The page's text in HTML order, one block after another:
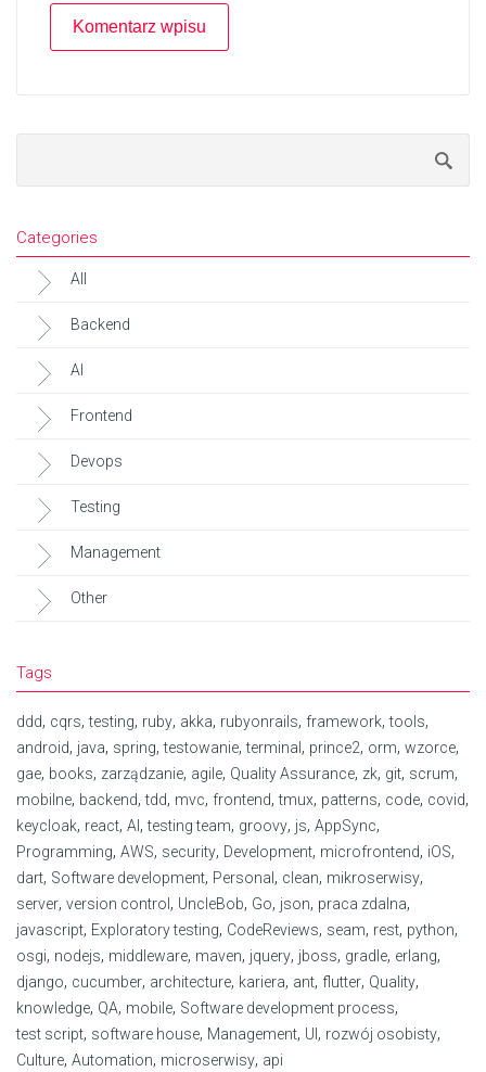
Categories
All
Backend
AI
Frontend
Devops
Testing
Management
Other
Tags
ddd, cqrs,testing, ruby, akka, rubyonrails, framework,tools,
android, java, spring,testowanie,terminal , prince2, orm, wzorce,
gae, books, zarządzanie, agile, Quality Assurance, zk, git, scrum,
mobilne, backend,tdd, mvc, frontend,tmux, patterns, code, covid,
keycloak, react, AI ,testing team, groovy, js, AppSync,
Programming, AWS, security, Development, microfrontend, iOS,
dart, Software development, Personal , clean, mikroserwisy,
server, version control , UncleBob, Go, json, praca zdalna,
javascript, Exploratory testing, CodeReviews, seam, rest, python,
osgi, nodejs, middleware, maven, jquery, jboss, gradle, erlang,
django, cucumber, architecture, kariera, ant, flutter, Quality,
knowledge, QA, mobile, Software development process,
test script, software house, Management, UI , rozwój osobisty,
Culture, Automation, microserwisy, api